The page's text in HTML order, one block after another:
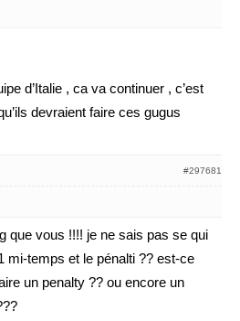
d’Italie , ca va continuer , c’est
devraient faire ces gugus
#297681
que vous !!!! je ne sais pas se qui
mi-temps et le pénalti ?? est-ce
un penalty ?? ou encore un